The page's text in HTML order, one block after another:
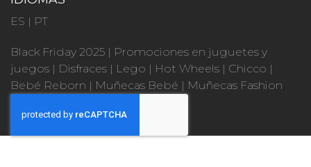
ES | PT
Black Friday 2025 | Promociones en juguetes y
juegos | Disfraces | Lego | Hot Wheels | Chicco |
Bebé Reborn | Muñecas Bebé | Muñecas Fashion